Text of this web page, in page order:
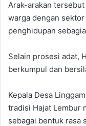
Arak-arakan
warga dengan
penghidupan
Selain prosesi adat,
berkumpul dan
Kepala Desa
tradisi Hajat Lembur
sebagai bentuk rasa